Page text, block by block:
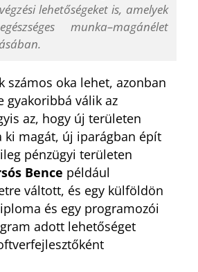
lehetőségeket is, amelyek
munka–magánélet
számos oka lehet, azonban
gyakoribbá válik az
az, hogy új területen
ki magát, új iparágban épít
pénzügyi területen
Bence például
váltott, és egy külföldön
és egy programozói
adott lehetőséget